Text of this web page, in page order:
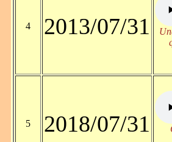
4 2013/07/31
5 2018/07/31